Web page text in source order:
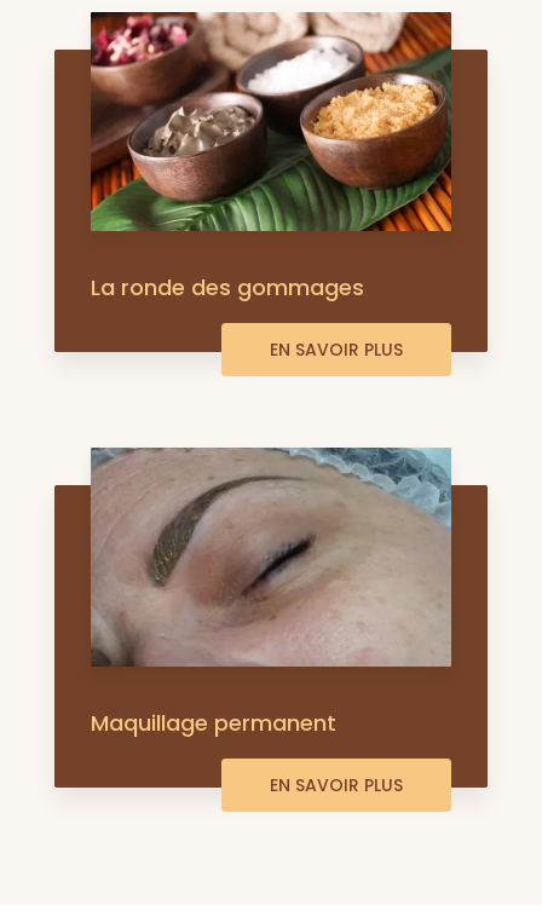
La ronde des gommages
EN SAVOIR PLUS
Maquillage permanent
EN SAVOIR PLUS